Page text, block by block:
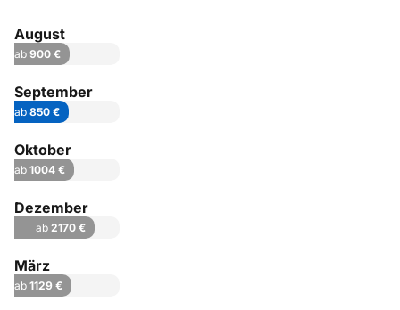
August
ab 900 €
September
ab 850 €
Oktober
ab 1004 €
Dezember
ab 2170 €
März
ab 1129 €